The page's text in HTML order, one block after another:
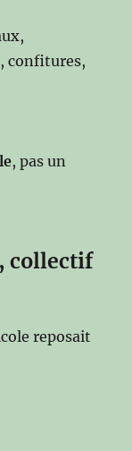
confitures,
, pas un
collectif
reposait